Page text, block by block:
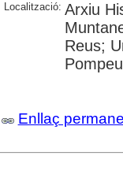
Localització: Arxiu
Reus;
Enllaç